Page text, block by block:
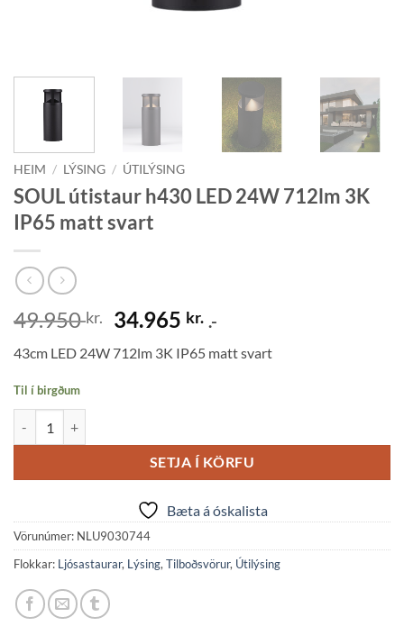
HEIM / LÝSING / ÚTILÝSING
SOUL útistaur h430 LED 24W 712lm 3K
IP65 matt svart
49.950kr.
Original
was:
34.965 kr.Current
is:
.-
43cm LED 24W 712lm 3K IP65 matt svart
Til í birgðum
SETJA Í KÖRFU
Bæta á óskalista
Vörunúmer: NLU9030744
Flokkar: Ljósastaurar, Lýsing, Tilboðsvörur, Útilýsing